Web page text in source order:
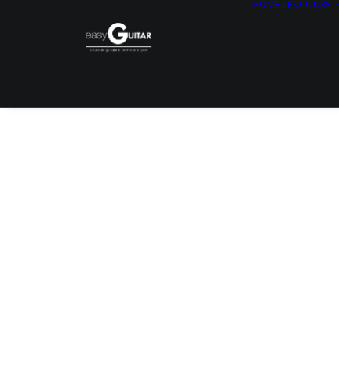
HOME LES COURS